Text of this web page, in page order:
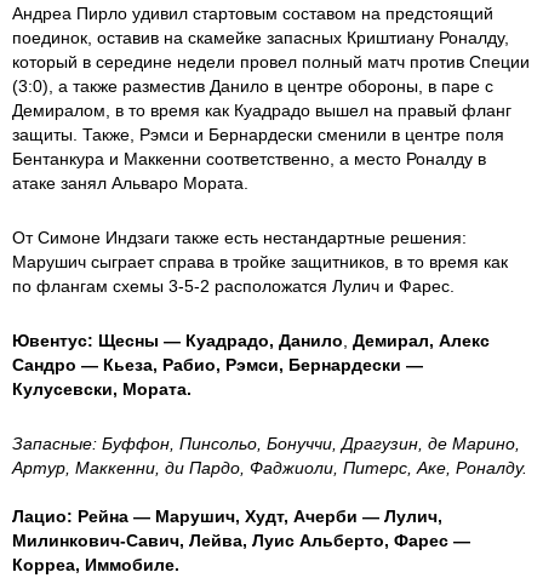
Андреа Пирло удивил стартовым составом на предстоящий
поединок, оставив на скамейке запасных Криштиану Роналду,
который в середине недели провел полный матч против Специи
(3:0), а также разместив Данило в центре обороны, в паре с
Демиралом, в то время как Куадрадо вышел на правый фланг
защиты. Также, Рэмси и Бернардески сменили в центре поля
Бентанкура и Маккенни соответственно, а место Роналду в
атаке занял Альваро Мората.
От Симоне Индзаги также есть нестандартные решения:
Марушич сыграет справа в тройке защитников, в то время как
по флангам схемы 3-5-2 расположатся Лулич и Фарес.
Ювентус: Щесны — Куадрадо, Данило Демирал, Алекс
Сандро — Кьеза, Рабио, Рэмси, Бернардески —
Кулусевски, Мората.
Запасные: Буффон, Пинсольо, Бонуччи, Драгузин, де Марино,
Артур, Маккенни, ди Пардо, Фаджиоли, Питерс, Аке, Роналду.
Лацио: Рейна — Марушич, Худт, Ачерби — Лулич,
Милинкович-Савич, Лейва, Луис Альберто, Фарес —
Корреа, Иммобиле.